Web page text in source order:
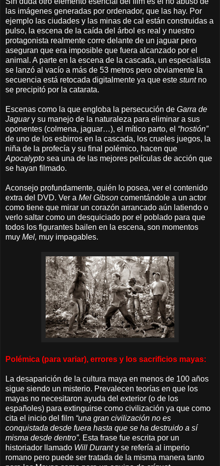
las imágenes generadas por ordenador, que las hay. Por
ejemplo las ciudades y las minas de cal están construidas a
pulso, la escena de la caída del árbol es real y nuestro
protagonista realmente corre delante de un jaguar pero
aseguran que era imposible que fuera alcanzado por el
animal. A parte en la escena de la cascada, un especialista
se lanzó al vacío a más de 53 metros pero obviamente la
secuencia está retocada digitalmente ya que este stuntno
se precipitó por la catarata.
Escenas como la que engloba la persecución de Garra de
Jaguary su manejo de la naturaleza para eliminar a sus
oponentes (colmena, jaguar…), el mítico parto, el “hostión”
de uno de los esbirros en la cascada, los crueles juegos, la
niña de la profecía y su final polémico, hacen que
Apocalypto sea una de las mejores películas de acción que
se hayan filmado.
Aconsejo profundamente, quién lo posea, ver el contenido
extra del DVD. Ver a Mel Gibson comentándole a un actor
como tiene que mirar un corazón arrancado aún latiendo o
verlo saltar como un desquiciado por el poblado para que
todos los figurantes bailen en la escena, son momentos
muy Mel, muy impagables.
Polémica (para variar), errores y los sacrificios mayas:
La desaparición de la cultura maya en menos de 100 años
sigue siendo un misterio. Prevalecen teorías en que los
mayas no necesitaron ayuda del exterior (o de los
españoles) para extinguirse como civilización ya que como
cita el inicio del film “una gran civilización no es
conquistada desde fuera hasta que se ha destruido a sí
misma desde dentro”. Esta frase fue escrita por un
historiador llamado Will Duranty se refería al imperio
romano pero puede ser tratada de la misma manera tanto